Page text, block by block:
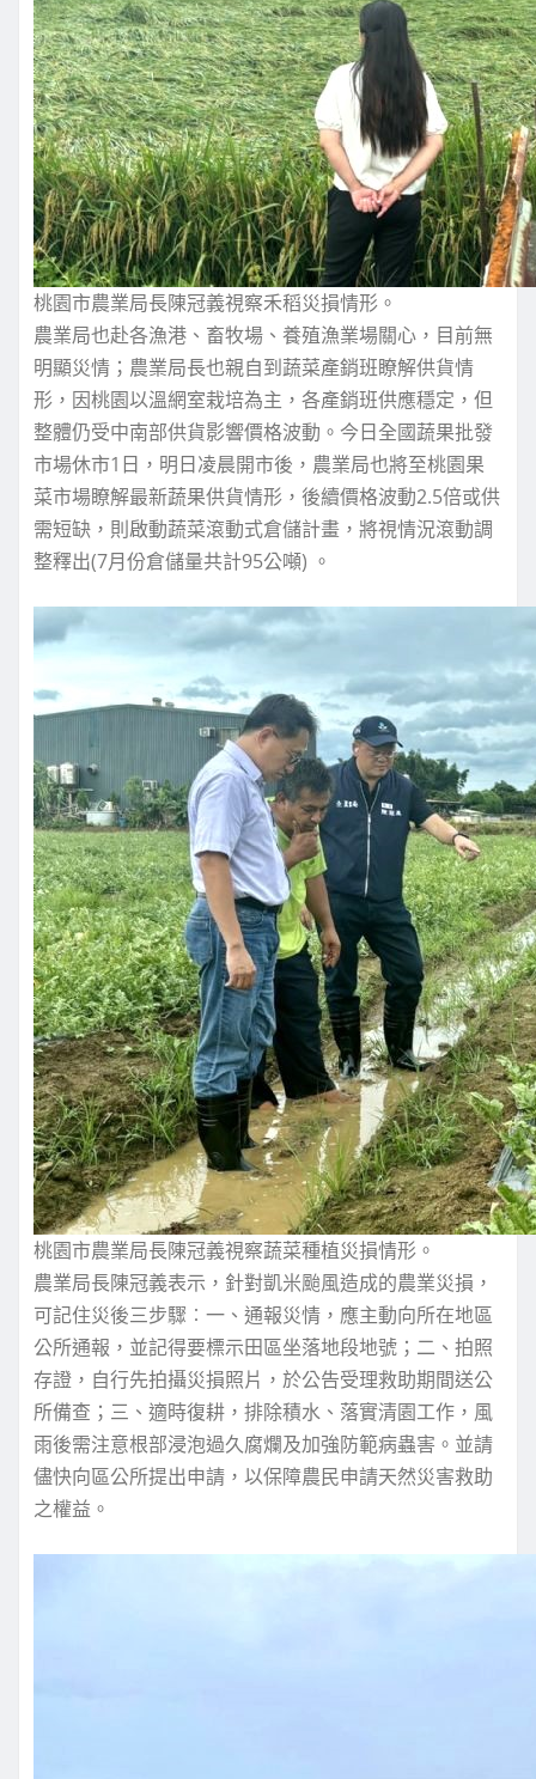
桃園市農業局長陳冠義視察禾稻災損情形。
農業局也赴各漁港、畜牧場、養殖漁業場關心，目前無
明顯災情；農業局長也親自到蔬菜產銷班瞭解供貨情
形，因桃園以溫網室栽培為主，各產銷班供應穩定，但
整體仍受中南部供貨影響價格波動。今日全國蔬果批發
市場休市1日，明日凌晨開市後，農業局也將至桃園果
菜市場瞭解最新蔬果供貨情形，後續價格波動2.5倍或供
需短缺，則啟動蔬菜滾動式倉儲計畫，將視情況滾動調
整釋出(7月份倉儲量共計95公噸) 。
桃園市農業局長陳冠義視察蔬菜種植災損情形。
農業局長陳冠義表示，針對凱米颱風造成的農業災損，
可記住災後三步驟︰一、通報災情，應主動向所在地區
公所通報，並記得要標示田區坐落地段地號；二、拍照
存證，自行先拍攝災損照片，於公告受理救助期間送公
所備查；三、適時復耕，排除積水、落實清園工作，風
雨後需注意根部浸泡過久腐爛及加強防範病蟲害。並請
儘快向區公所提出申請，以保障農民申請天然災害救助
之權益。